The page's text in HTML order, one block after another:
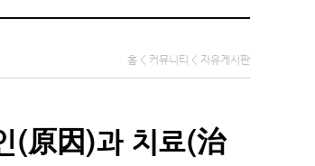
홈 < 커뮤니티 < 자유게시판
(原因)과 치료(治